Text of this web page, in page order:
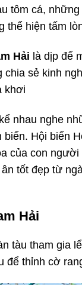
tôm cá,
thể hiện tấm
Hải là dịp để
chia sẻ kinh
khơi
nhau nghe
biển. Hội biển
của con
tốt đẹp từ
Hải
tàu tham gia
để thỉnh cờ